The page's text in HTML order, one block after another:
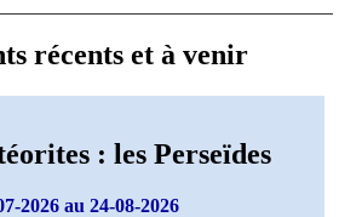
récents et à venir
: les Perseïdes
2026 au 24-08-2026